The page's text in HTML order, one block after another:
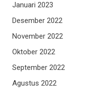
Januari 2023
Desember 2022
November 2022
Oktober 2022
September 2022
Agustus 2022